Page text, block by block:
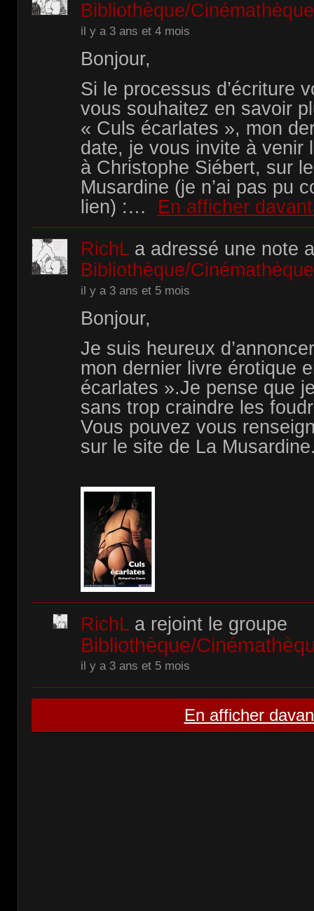
Bibliothèque/
il y a 3 ans et 4 mois
Bonjour,
Si le processus d’écriture
vous souhaitez en savoir
« Culs écarlates », mon
date, je vous invite à venir
à Christophe Siébert, sur
Musardine (je n’ai pas pu
lien) :…
En afficher
RichLa adressé une note
Bibliothèque/
il y a 3 ans et 5 mois
Bonjour,
Je suis heureux
mon dernier livre érotique
écarlates ».Je pense que
sans trop craindre les
Vous pouvez vous
sur le site de La
RichLa rejoint le groupe
Bibliothèque/
il y a 3 ans et 5 mois
En afficher